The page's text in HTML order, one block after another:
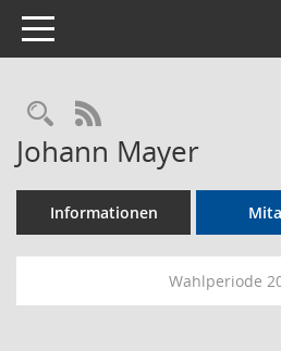
Toggle navigation
Rechercheauswahl
RSS-Feed
Johann Mayer
Informationen
Wahlperiode